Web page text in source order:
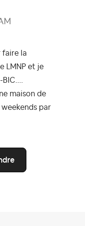
faire la
LMNP et je
maison de
par